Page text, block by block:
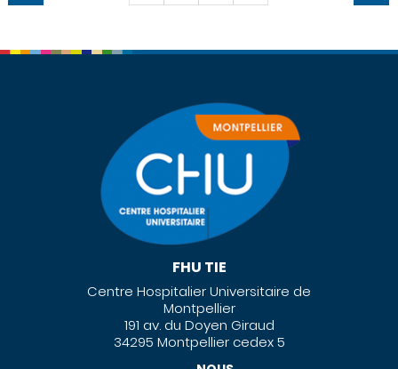
FHU TIE
Centre Hospitalier Universitaire de
Montpellier
191 av. du Doyen Giraud
34295 Montpellier cedex 5